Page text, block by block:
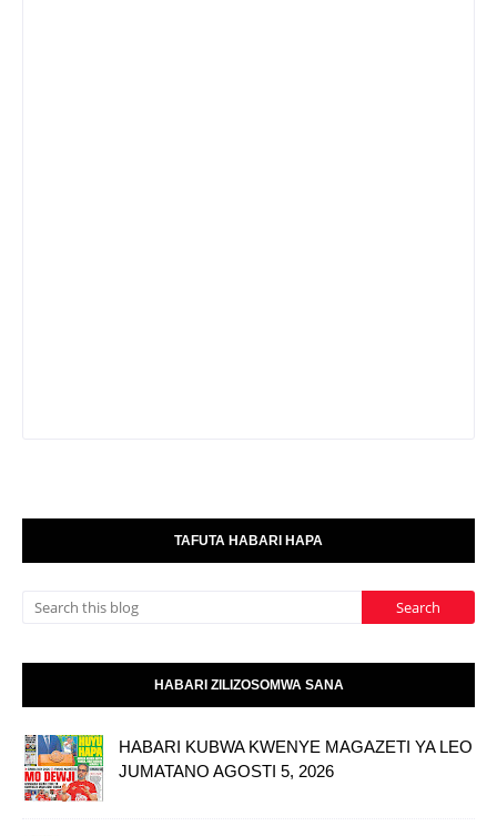
TAFUTA HABARI HAPA
HABARI ZILIZOSOMWA SANA
HABARI KUBWA KWENYE MAGAZETI YA LEO
JUMATANO AGOSTI 5, 2026